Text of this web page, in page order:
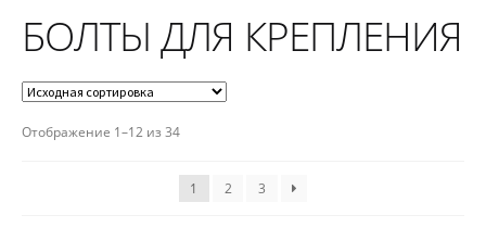
БОЛТЫ ДЛЯ КРЕПЛЕНИЯ
Отображение 1–12 из 34
1 2 3